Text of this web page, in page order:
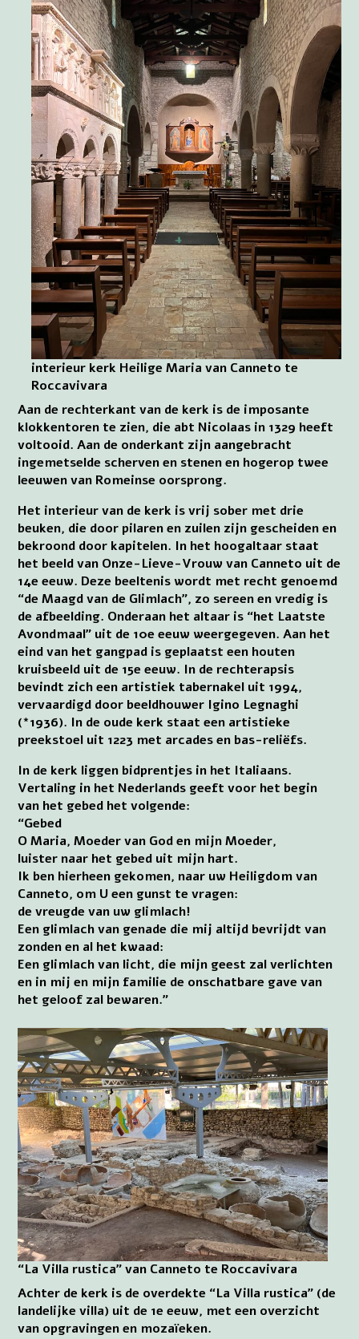
interieur kerk Heilige Maria van Canneto te
Roccavivara
Aan de rechterkant van de kerk is de imposante
klokkentoren te zien, die abt Nicolaas in 1329 heeft
voltooid. Aan de onderkant zijn aangebracht
ingemetselde scherven en stenen en hogerop twee
leeuwen van Romeinse oorsprong.
Het interieur van de kerk is vrij sober met drie
beuken, die door pilaren en zuilen zijn gescheiden en
bekroond door kapitelen. In het hoogaltaar staat
het beeld van Onze-Lieve-Vrouw van Canneto uit de
14e eeuw. Deze beeltenis wordt met recht genoemd
“de Maagd van de Glimlach”, zo sereen en vredig is
de afbeelding. Onderaan het altaar is “het Laatste
Avondmaal” uit de 10e eeuw weergegeven. Aan het
eind van het gangpad is geplaatst een houten
kruisbeeld uit de 15e eeuw. In de rechterapsis
bevindt zich een artistiek tabernakel uit 1994,
vervaardigd door beeldhouwer Igino Legnaghi
(*1936). In de oude kerk staat een artistieke
preekstoel uit 1223 met arcades en bas-reliëfs.
In de kerk liggen bidprentjes in het Italiaans.
Vertaling in het Nederlands geeft voor het begin
van het gebed het volgende:
“Gebed
O Maria, Moeder van God en mijn Moeder,
luister naar het gebed uit mijn hart.
Ik ben hierheen gekomen, naar uw Heiligdom van
Canneto, om U een gunst te vragen:
de vreugde van uw glimlach!
Een glimlach van genade die mij altijd bevrijdt van
zonden en al het kwaad:
Een glimlach van licht, die mijn geest zal verlichten
en in mij en mijn familie de onschatbare gave van
het geloof zal bewaren.”
“La Villa rustica” van Canneto te Roccavivara
Achter de kerk is de overdekte “La Villa rustica” (de
landelijke villa) uit de 1e eeuw, met een overzicht
van opgravingen en mozaïeken.